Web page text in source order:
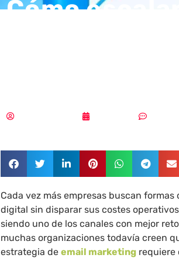
Cómo
Cada vez más empresas buscan
digital sin disparar sus costes
siendo uno de los canales con mejor
muchas organizaciones todavía creen
estrategia deemail marketing requiere